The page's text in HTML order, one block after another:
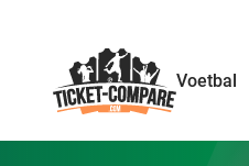
Voetbal